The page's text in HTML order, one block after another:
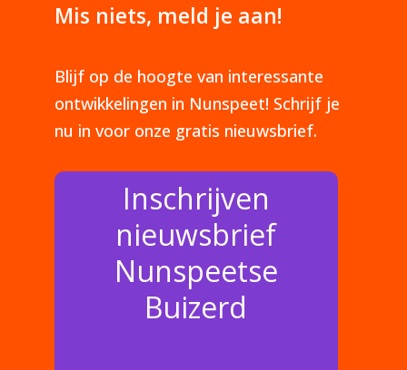
Mis niets, meld je aan!
Blijf op de hoogte van interessante
ontwikkelingen in Nunspeet! Schrijf je
nu in voor onze gratis nieuwsbrief.
Inschrijven
nieuwsbrief
Nunspeetse
Buizerd